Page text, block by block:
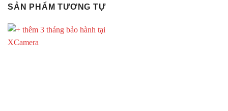
SẢN PHẨM TƯƠNG TỰ